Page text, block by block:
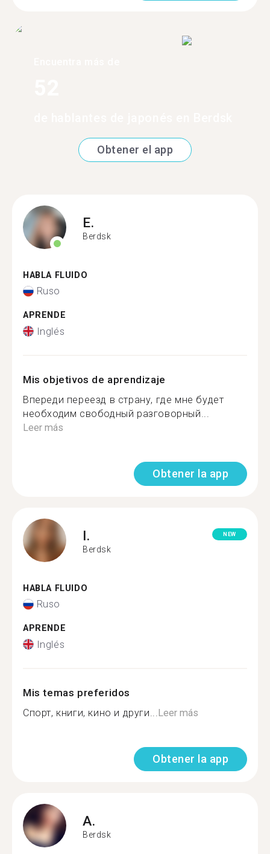
Obtener el app
E.
Berdsk
HABLA FLUIDO
Ruso
APRENDE
Inglés
Mis objetivos de aprendizaje
Впереди переезд в страну, где мне будет
необходим свободный разговорный...
Leer más
Obtener la app
I.
Berdsk
NEW
HABLA FLUIDO
Ruso
APRENDE
Inglés
Mis temas preferidos
Спорт, книги, кино и други... Leer más
Obtener la app
A.
Berdsk